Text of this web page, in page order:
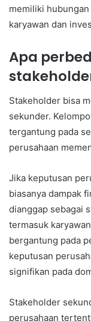
memiliki
karyawan dan
Apa
Stakeholder bisa
sekunder.
tergantung pada
perusahaan
Jika keputusan
biasanya dampak
dianggap sebagai
termasuk
bergantung pada
keputusan
signifikan pada
Stakeholder
perusahaan